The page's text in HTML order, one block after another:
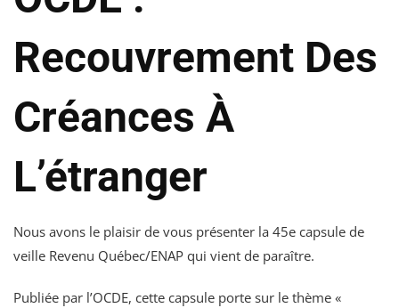
Recouvrement Des
Créances À
L’étranger
Nous avons le plaisir de vous présenter la 45e capsule de
veille Revenu Québec/ENAP qui vient de paraître.
Publiée par l’OCDE, cette capsule porte sur le thème «